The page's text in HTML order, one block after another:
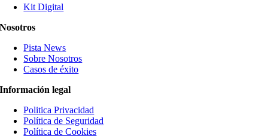
Kit Digital
Nosotros
Pista News
Sobre Nosotros
Casos de éxito
Información legal
Politica Privacidad
Política de Seguridad
Política de Cookies